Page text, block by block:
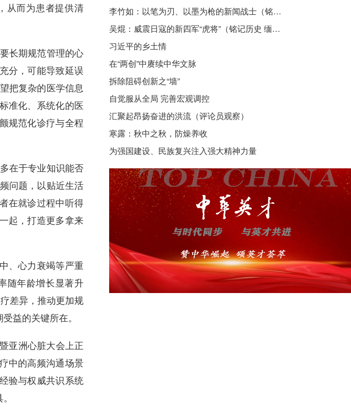
从而为患者提供清
长期规范管理的心
分，可能导致延误
把复杂的医学信息
准化、系统化的医
规范化诊疗与全程
在于专业知识能否
问题，以贴近生活
在就诊过程中听得
起，打造更多拿来
、心力衰竭等严重
随年龄增长显著升
差异，推动更加规
益的关键所在。
亚洲心脏大会上正
中的高频沟通场景
验与权威共识系统
李竹如：以笔为刃、以墨为枪的新闻战士（铭记历史 缅怀先烈·抗日英雄）
吴焜：威震日寇的新四军“虎将”（铭记历史 缅怀先烈·抗日英雄）
习近平的乡土情
在“两创”中赓续中华文脉
拆除阻碍创新之“墙”
自觉服从全局 完善宏观调控
汇聚起昂扬奋进的洪流（评论员观察）
寒露：秋中之秋，防燥养收
为强国建设、民族复兴注入强大精神力量